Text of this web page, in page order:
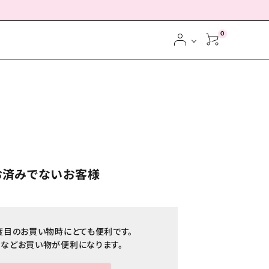
0
みでないお客様
のお買い物時にとても便利です。
どお買い物が便利になります。